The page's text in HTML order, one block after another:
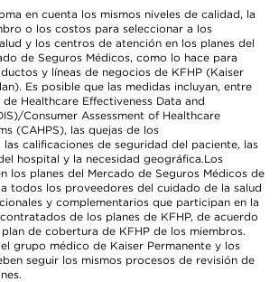
en cuenta los mismos niveles de calidad, la
o los costos para seleccionar a los
y los centros de atención en los planes del
de Seguros Médicos, como lo hace para
y líneas de negocios de KFHP (Kaiser
Es posible que las medidas incluyan, entre
Healthcare Effectiveness Data and
Consumer Assessment of Healthcare
(CAHPS), las quejas de los
calificaciones de seguridad del paciente, las
hospital y la necesidad geográfica.Los
los planes del Mercado de Seguros Médicos de
todos los proveedores del cuidado de la salud
y complementarios que participan en la
de los planes de KFHP, de acuerdo
de cobertura de KFHP de los miembros.
grupo médico de Kaiser Permanente y los
seguir los mismos procesos de revisión de